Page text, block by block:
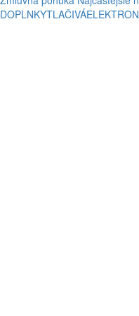
DOPLNKYTLAČIVÁ